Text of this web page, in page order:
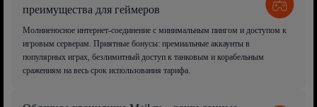
преимущества для геймеров
Молниеносное интернет-соединение с минимальным пингом и доступом к
игровым серверам. Приятные бонусы: премиальные аккаунты в
популярных играх, безлимитный доступ к танковым и корабельным
сражениям на весь срок использования тарифа.